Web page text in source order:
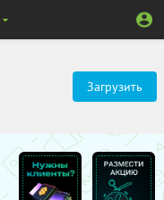
Загрузить